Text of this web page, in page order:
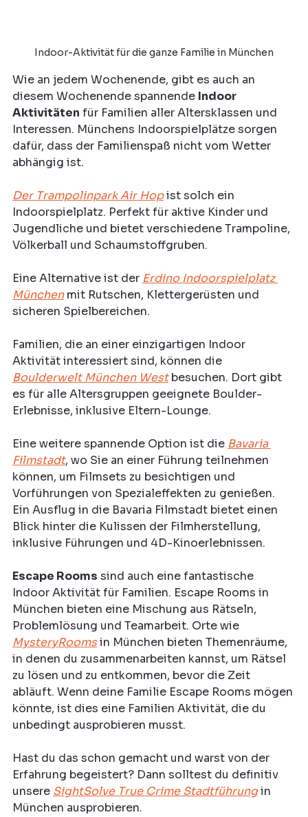
Indoor-Aktivität für die ganze Familie in München
Wie an jedem Wochenende, gibt es auch an
diesem Wochenende spannende Indoor
Aktivitäten für Familien aller Altersklassen und
Interessen. Münchens Indoorspielplätze sorgen
dafür, dass der Familienspaß nicht vom Wetter
abhängig ist.
Der Trampolinpark Air Hop ist solch ein
Indoorspielplatz. Perfekt für aktive Kinder und
Jugendliche und bietet verschiedene Trampoline,
Völkerball und Schaumstoffgruben.
Eine Alternative ist der Erdino Indoorspielplatz
München mit Rutschen, Klettergerüsten und
sicheren Spielbereichen.
Familien, die an einer einzigartigen Indoor
Aktivität interessiert sind, können die
Boulderwelt München West besuchen. Dort gibt
es für alle Altersgruppen geeignete Boulder-
Erlebnisse, inklusive Eltern-Lounge.
Eine weitere spannende Option ist die Bavaria
Filmstadt, wo Sie an einer Führung teilnehmen
können, um Filmsets zu besichtigen und
Vorführungen von Spezialeffekten zu genießen.
Ein Ausflug in die Bavaria Filmstadt bietet einen
Blick hinter die Kulissen der Filmherstellung,
inklusive Führungen und 4D-Kinoerlebnissen.
Escape Rooms sind auch eine fantastische
Indoor Aktivität für Familien. Escape Rooms in
München bieten eine Mischung aus Rätseln,
Problemlösung und Teamarbeit. Orte wie
MysteryRooms in München bieten Themenräume,
in denen du zusammenarbeiten kannst, um Rätsel
zu lösen und zu entkommen, bevor die Zeit
abläuft. Wenn deine Familie Escape Rooms mögen
könnte, ist dies eine Familien Aktivität, die du
unbedingt ausprobieren musst.
Hast du das schon gemacht und warst von der
Erfahrung begeistert? Dann solltest du definitiv
unsere SightSolve True Crime Stadtführung in
München ausprobieren.